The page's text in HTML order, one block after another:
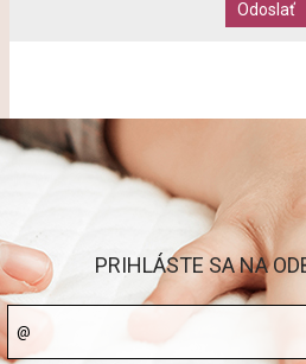
PRIHLÁSTE SA NA